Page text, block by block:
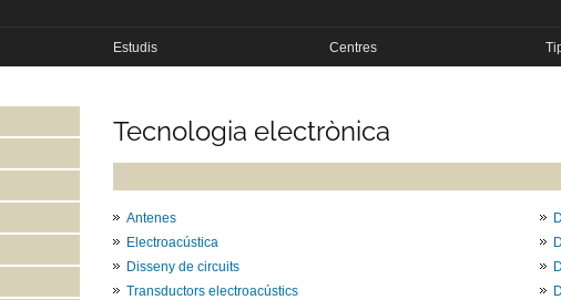
Estudis Centres
Tecnologia electrònica
Antenes
Electroacústica
Disseny de circuits
Transductors electroacústics